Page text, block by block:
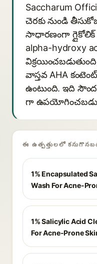
Saccharum
చెరకు నుండి
సాధారణంగా
alpha-hydroxy
వాస్తవ AHA
ఉంటుంది. ఇది
గా
ఈ ఉత్పత్తులలో
1% Encapsulated
Wash For Acne-
1% Salicylic Acid
For Acne-Prone